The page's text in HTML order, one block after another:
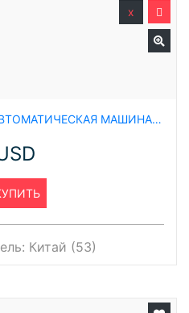
CL550D 12-ДЮЙМОВАЯ АВТОМАТИЧЕСКАЯ МАШИНА ДЛЯ ДВУХ ЖИДКОСТНОЙ ОЧИСТКИ
x
Китай (53)